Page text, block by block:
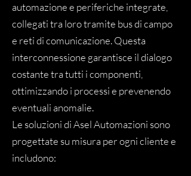
automazione e periferiche integrate,
collegati tra loro tramite bus di campo
e reti di comunicazione. Questa
interconnessione garantisce il dialogo
costante tra tutti i componenti,
ottimizzando i processi e prevenendo
eventuali anomalie.
Le soluzioni di Asel Automazioni sono
progettate su misura per ogni cliente e
includono: